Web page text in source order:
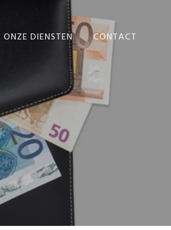
ONZE DIENSTEN
ADMINISTRATIEVE
ORGANISATIE EN
INTERNE BEHEERSING
BEDRIJFSECONOMISCH
ADVIES
FISCALE AANGIFTEN
EN ADVIEZEN
FISCAAL-FINANCIËLE
PLANNING
CONTACT